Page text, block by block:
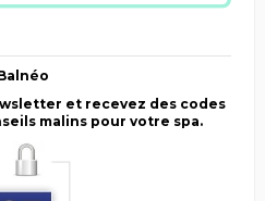
et recevez des codes
malins pour votre spa.